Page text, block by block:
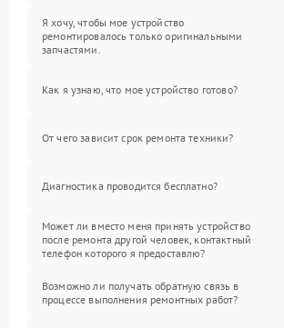
Я хочу, чтобы мое устройство
ремонтировалось только оригинальными
запчастями.
Как я узнаю, что мое устройство готово?
От чего зависит срок ремонта техники?
Диагностика проводится бесплатно?
Может ли вместо меня принять устройство
после ремонта другой человек, контактный
телефон которого я предоставлю?
Возможно ли получать обратную связь в
процессе выполнения ремонтных работ?